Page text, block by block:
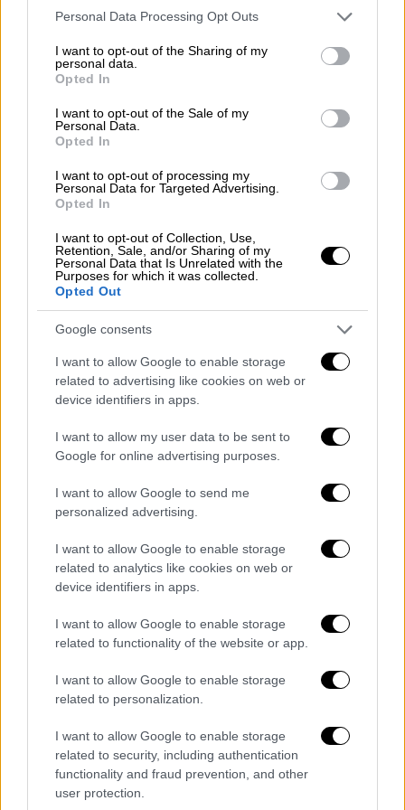
Please note that this website/app uses one or more Google
not limited to your visit or usage behaviour. You may click to
grant or deny consent to Google and its third-party tags to
use your data for below specified purposes in below Google
consent section.
Personal Data Processing Opt Outs
I want to opt-out of the Sharing of my
personal data.
Opted In
I want to opt-out of the Sale of my
Personal Data.
Opted In
I want to opt-out of processing my
Personal Data for Targeted Advertising.
Opted In
I want to opt-out of Collection, Use,
Retention, Sale, and/or Sharing of my
Personal Data that Is Unrelated with the
Purposes for which it was collected.
Opted Out
Google consents
I want to allow Google to enable storage
related to advertising like cookies on web or
device identifiers in apps.
I want to allow my user data to be sent to
Google for online advertising purposes.
I want to allow Google to send me
personalized advertising.
I want to allow Google to enable storage
related to analytics like cookies on web or
device identifiers in apps.
I want to allow Google to enable storage
related to functionality of the website or app.
I want to allow Google to enable storage
related to personalization.
I want to allow Google to enable storage
related to security, including authentication
functionality and fraud prevention, and other
user protection.
Σώτη Τριανταφύλλου: «Ίσως βοηθήσει η
Νοεμβρίου»
Σύμφωνα με την ίδια, «πολλά παιδιά
μπερδεύουν τη 17η Νοεμβρίου 1973 με τον
Β' Παγκόσμιο Πόλεμο. Η αποτυχία της
επίδραση στη ζωή των πόλεων»
ΑΛΛΑ #TAGS
Πολυτεχνείο
17 Νοεμβρίου
Κρατικά Βραβεία Λογοτεχνίας
MeToo
Σικελία
Πατάκης
POPULAR VIDEOS
Μεσημεριανό...|06.08.2026 14:43